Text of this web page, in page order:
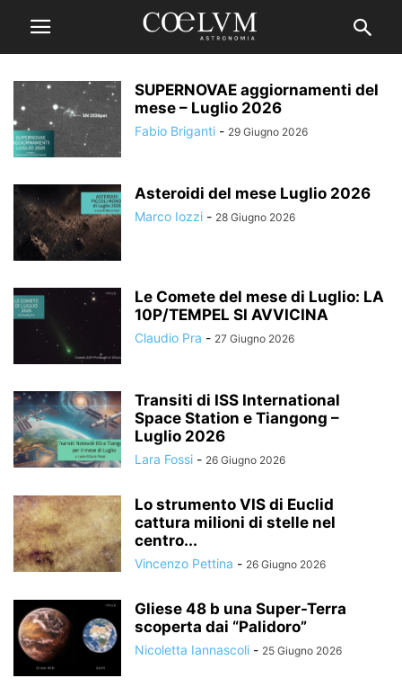
SUPERNOVAE aggiornamenti del
mese – Luglio 2026
Fabio Briganti - 29 Giugno 2026
Asteroidi del mese Luglio 2026
Marco Iozzi - 28 Giugno 2026
Le Comete del mese di Luglio: LA
10P/TEMPEL SI AVVICINA
Claudio Pra - 27 Giugno 2026
Transiti di ISS International
Space Station e Tiangong –
Luglio 2026
Lara Fossi - 26 Giugno 2026
Lo strumento VIS di Euclid
cattura milioni di stelle nel
centro...
Vincenzo Pettina - 26 Giugno 2026
Gliese 48 b una Super-Terra
scoperta dai “Palidoro”
Nicoletta Iannascoli - 25 Giugno 2026